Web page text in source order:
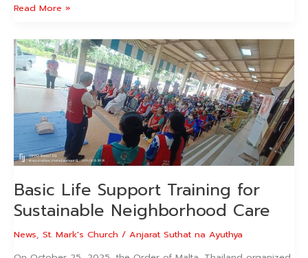
Read More »
Basic Life Support Training for
Sustainable Neighborhood Care
News, St. Mark's Church / Anjarat Suthat na Ayuthya
Basic
Life
Support
Training
Sustainable
Neighborhood
Care